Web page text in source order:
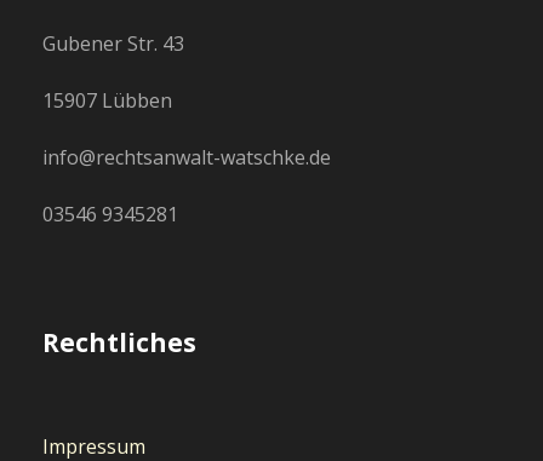
Gubener Str. 43
15907 Lübben
info@rechtsanwalt-watschke.de
03546 9345281
Rechtliches
Impressum